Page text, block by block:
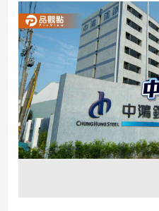
產
經/
股
市
房
地
產
品